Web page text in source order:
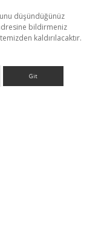
düşündüğünüz
bildirmeniz
kaldırılacaktır.